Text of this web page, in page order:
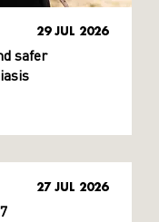
29 JUL 2026
safer
27 JUL 2026